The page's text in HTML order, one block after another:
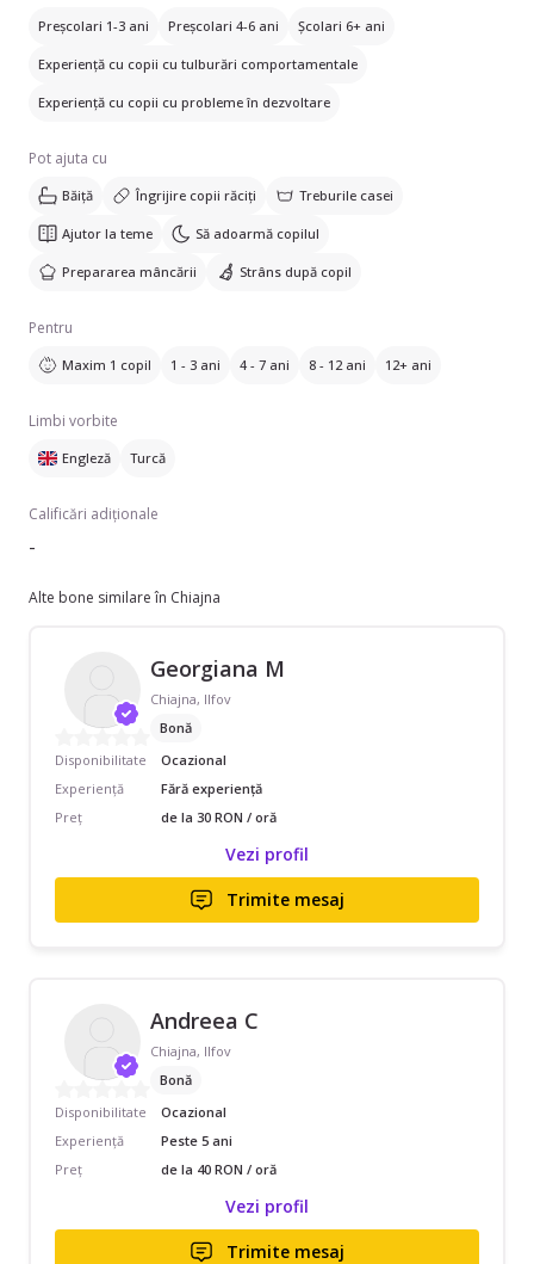
Preșcolari 1-3 ani Preșcolari 4-6 ani Școlari 6+ ani
Experiență cu copii cu tulburări comportamentale
Experiență cu copii cu probleme în dezvoltare
Pot ajuta cu
Băiță Îngrijire copii răciți Treburile casei
Ajutor la teme Să adoarmă copilul
Prepararea mâncării Strâns după copil
Pentru
Maxim 1 copil 1 - 3 ani 4 - 7 ani 8 - 12 ani 12+ ani
Limbi vorbite
Engleză Turcă
Calificări adiționale
-
Alte bone similare în Chiajna
Georgiana M
Chiajna, Ilfov
Bonă
Disponibilitate
Ocazional
Experiență
Fără experiență
Preț
de la 30 RON / oră
Vezi profil
Trimite mesaj
Andreea C
Chiajna, Ilfov
Bonă
Disponibilitate
Ocazional
Experiență
Peste 5 ani
Preț
de la 40 RON / oră
Vezi profil
Trimite mesaj